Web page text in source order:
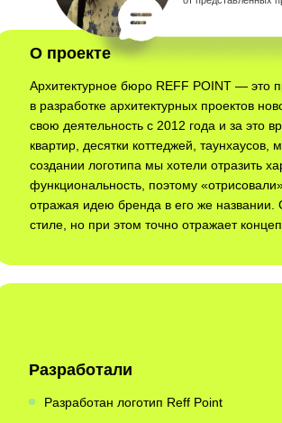
О проекте
Архитектурное бюро REFF POINT — это
в разработке архитектурных проектов
свою деятельность с 2012 года и за это
квартир, десятки коттеджей,
создании логотипа мы хотели отразить
функциональность, поэтому
отражая идею бренда в его же
стиле, но при этом точно отражает
Разработали
Разработан логотип Reff Point